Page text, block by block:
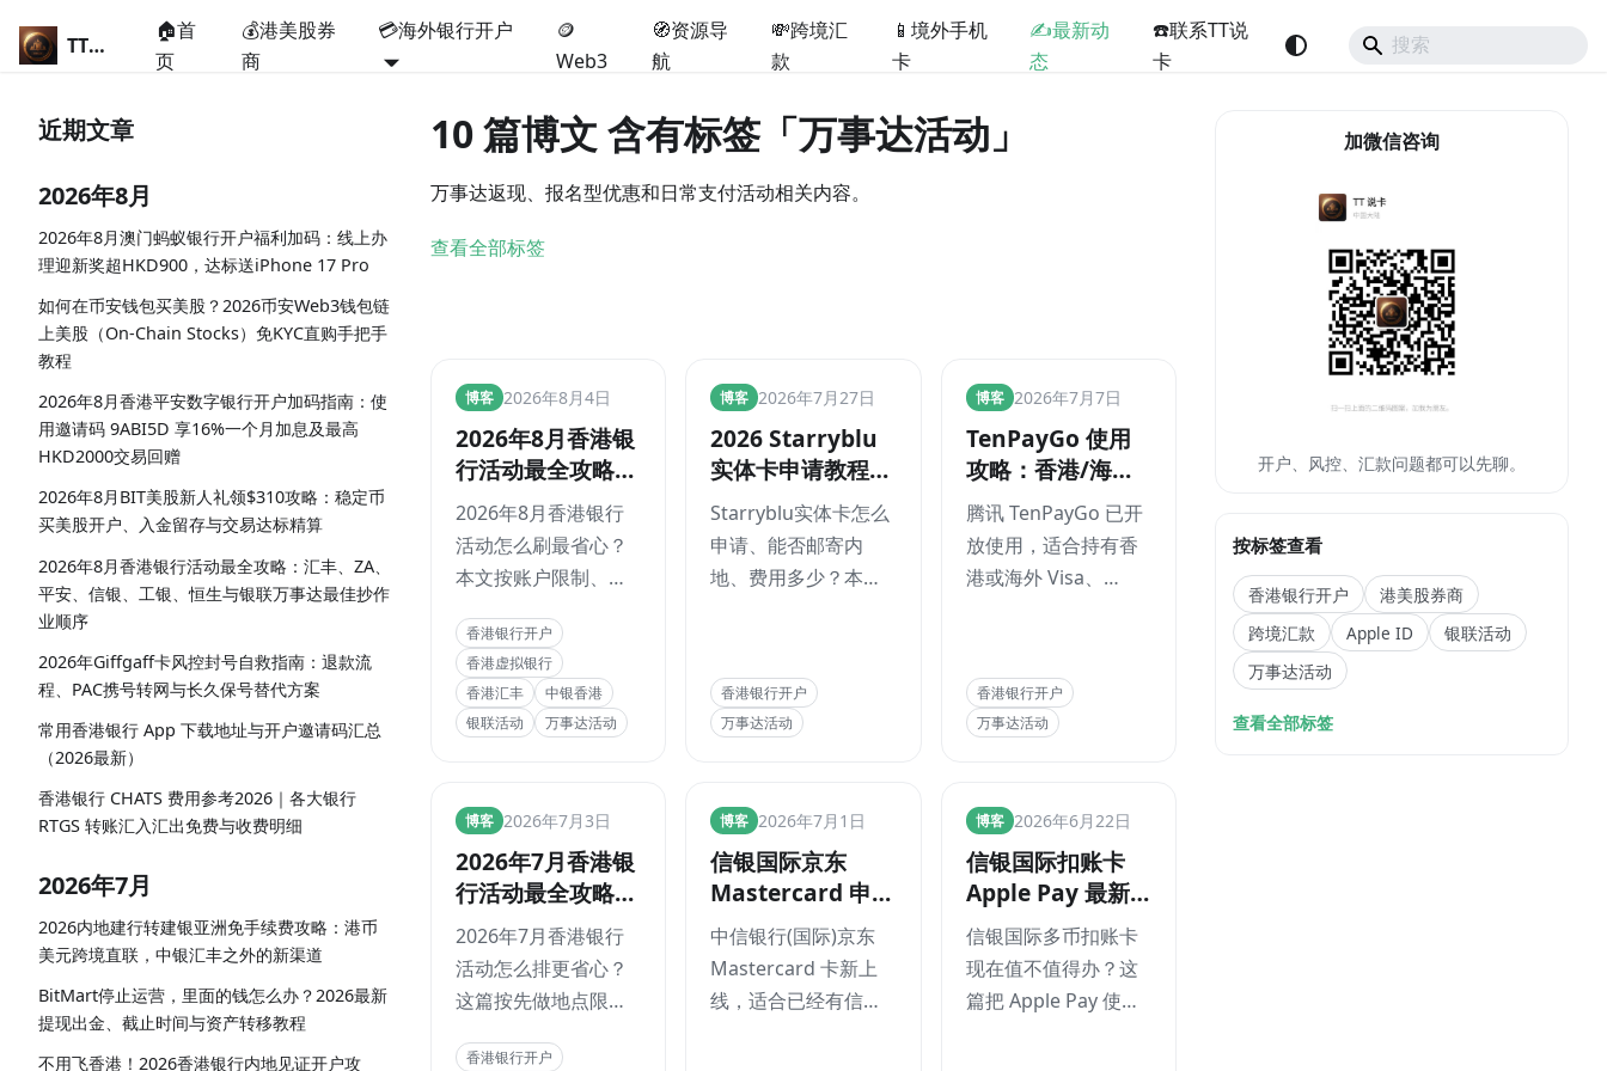
TT说卡
🏠首
页
💰港美股券
商
💳海外银行开户
🪙
Web3
🧭资源导
航
💸跨境汇
款
📱境外手机
卡
✍️最新动
态
☎️联系TT说
卡
近期文章
2026年8月
2026年8月澳门蚂蚁银行开户福利加码：线上办
理迎新奖超HKD900，达标送iPhone 17 Pro
如何在币安钱包买美股？2026币安Web3钱包链
上美股（On-Chain Stocks）免KYC直购手把手
教程
2026年8月香港平安数字银行开户加码指南：使
用邀请码 9ABI5D 享16%一个月加息及最高
HKD2000交易回赠
2026年8月BIT美股新人礼领$310攻略：稳定币
买美股开户、入金留存与交易达标精算
2026年8月香港银行活动最全攻略：汇丰、ZA、
平安、信银、工银、恒生与银联万事达最佳抄作
业顺序
2026年Giffgaff卡风控封号自救指南：退款流
程、PAC携号转网与长久保号替代方案
常用香港银行 App 下载地址与开户邀请码汇总
（2026最新）
香港银行 CHATS 费用参考2026｜各大银行
RTGS 转账汇入汇出免费与收费明细
2026年7月
2026内地建行转建银亚洲免手续费攻略：港币
美元跨境直联，中银汇丰之外的新渠道
BitMart停止运营，里面的钱怎么办？2026最新
提现出金、截止时间与资产转移教程
不用飞香港！2026香港银行内地见证开户攻
10 篇博文 含有标签「万事达活动」
万事达返现、报名型优惠和日常支付活动相关内容。
查看全部标签
TT说卡
博客 2026年8月4日
2026年8月香港银
行活动最全攻略：
汇丰、ZA、平
安、信银、工银、
恒生与银联万事达
最佳抄作业顺序
2026年8月香港银行
活动怎么刷最省心？
本文按账户限制、活
与大额回赠顺序，深
度梳理众安银行、澳
门蚂蚁、香港平安、
汇丰、信银国际、工
香港、建银亚洲、
AlipayHK、银联及万
事达8月最新活动规则
与套利细节。
香港银行开户
香港虚拟银行
香港汇丰
中银香港
银联活动
万事达活动
TT说卡
博客 2026年7月27日
2026 Starryblu
实体卡申请教程：
内地可邮寄，10美
元费用与
ChatGPT订阅实
测
Starryblu实体卡怎么
申请、能否邮寄内
地、费用多少？本文
拟卡、确认地址、香
港FPS充值、查看卡号
和订阅ChatGPT的完
格、费用与支付成功
率。
香港银行开户
万事达活动
TT说卡
博客 2026年7月7日
TenPayGo 使用
攻略：香港/海外
银行卡扫微信码消
费，Apple Pay、
手续费和隐藏限制
一次讲清
腾讯 TenPayGo 已开
放使用，适合持有香
港或海外 Visa、
Discover 等银行卡的
用户测试微信收款码
消费。本文整理
景、Apple Pay 路
线、外卡绑卡、200
元以内免手续费、超
过 200 元按 3% 收
费，以及聚合码、银
联国际、绑卡失败和
信用卡回赠识别等隐
香港银行开户
万事达活动
TT说卡
博客 2026年7月3日
2026年7月香港银
行活动最全攻略：
汇丰、ZA、平
安、中银、恒生、
银联万事达先做哪
几个
2026年7月香港银行
活动怎么排更省心？
这篇按先做地点限制
动、再拿低门槛回
香港银行开户
TT说卡
博客 2026年7月1日
信银国际京东
Mastercard 申请
攻略：HK$1,800
迎新、JD最高10%
回赠，香港用户值
不值得办？
中信银行(国际)京东
Mastercard 卡新上
线，适合已经有信银
TT说卡
博客 2026年6月22日
信银国际扣账卡
Apple Pay 最新
攻略：现在值不值
得申请？HK$100
回赠、申请条件与
开卡步骤一次讲清
信银国际多币扣账卡
现在值不值得办？这
篇把 Apple Pay 使用
加微信咨询
开户、风控、汇款问题都可以先聊。
按标签查看
香港银行开户
港美股券商
跨境汇款
Apple ID
银联活动
万事达活动
查看全部标签